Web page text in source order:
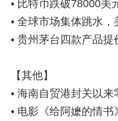
• 比特币跌破78000美
• 全球市场集体跳水
• 贵州茅台四款产品提
【其他】
• 海南自贸港封关以
• 电影《给阿嬷的情